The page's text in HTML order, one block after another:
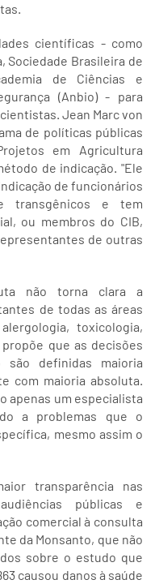
científicas - como
Sociedade Brasileira de
de Ciências e
(Anbio) - para
Jean Marc von
de políticas públicas
em Agricultura
de indicação. "Ele
de funcionários
transgênicos e tem
ou membros do CIB,
de outras
não torna clara a
de todas as áreas
toxicologia,
que as decisões
definidas maioria
com maioria absoluta.
apenas um especialista
a problemas que o
mesmo assim o
transparência nas
públicas e
comercial à consulta
da Monsanto, que não
sobre o estudo que
causou danos à saúde